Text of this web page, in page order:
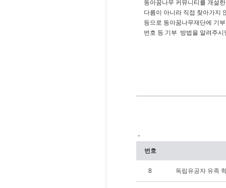
동아꿈나무 커뮤니티를 개설
다름이 아니라 직접 찾아가지
등으로 동아꿈나무재단에 기
번호 등 기부 방법을 알려주시
*
번호
8 독립유공자 유족